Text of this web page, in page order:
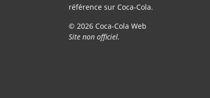
référence sur Coca-Cola.
© 2026 Coca-Cola Web
Site non officiel.